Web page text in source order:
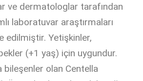
ve dermatologlar tarafından
laboratuvar araştırmaları
edilmiştir. Yetişkinler,
(+1 yaş) için uygundur.
bileşenler olan Centella